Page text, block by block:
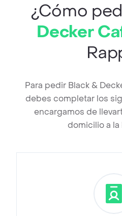
¿Cómo
Decker
Para pedir Black &
debes completar los
encargamos de
domicilio a